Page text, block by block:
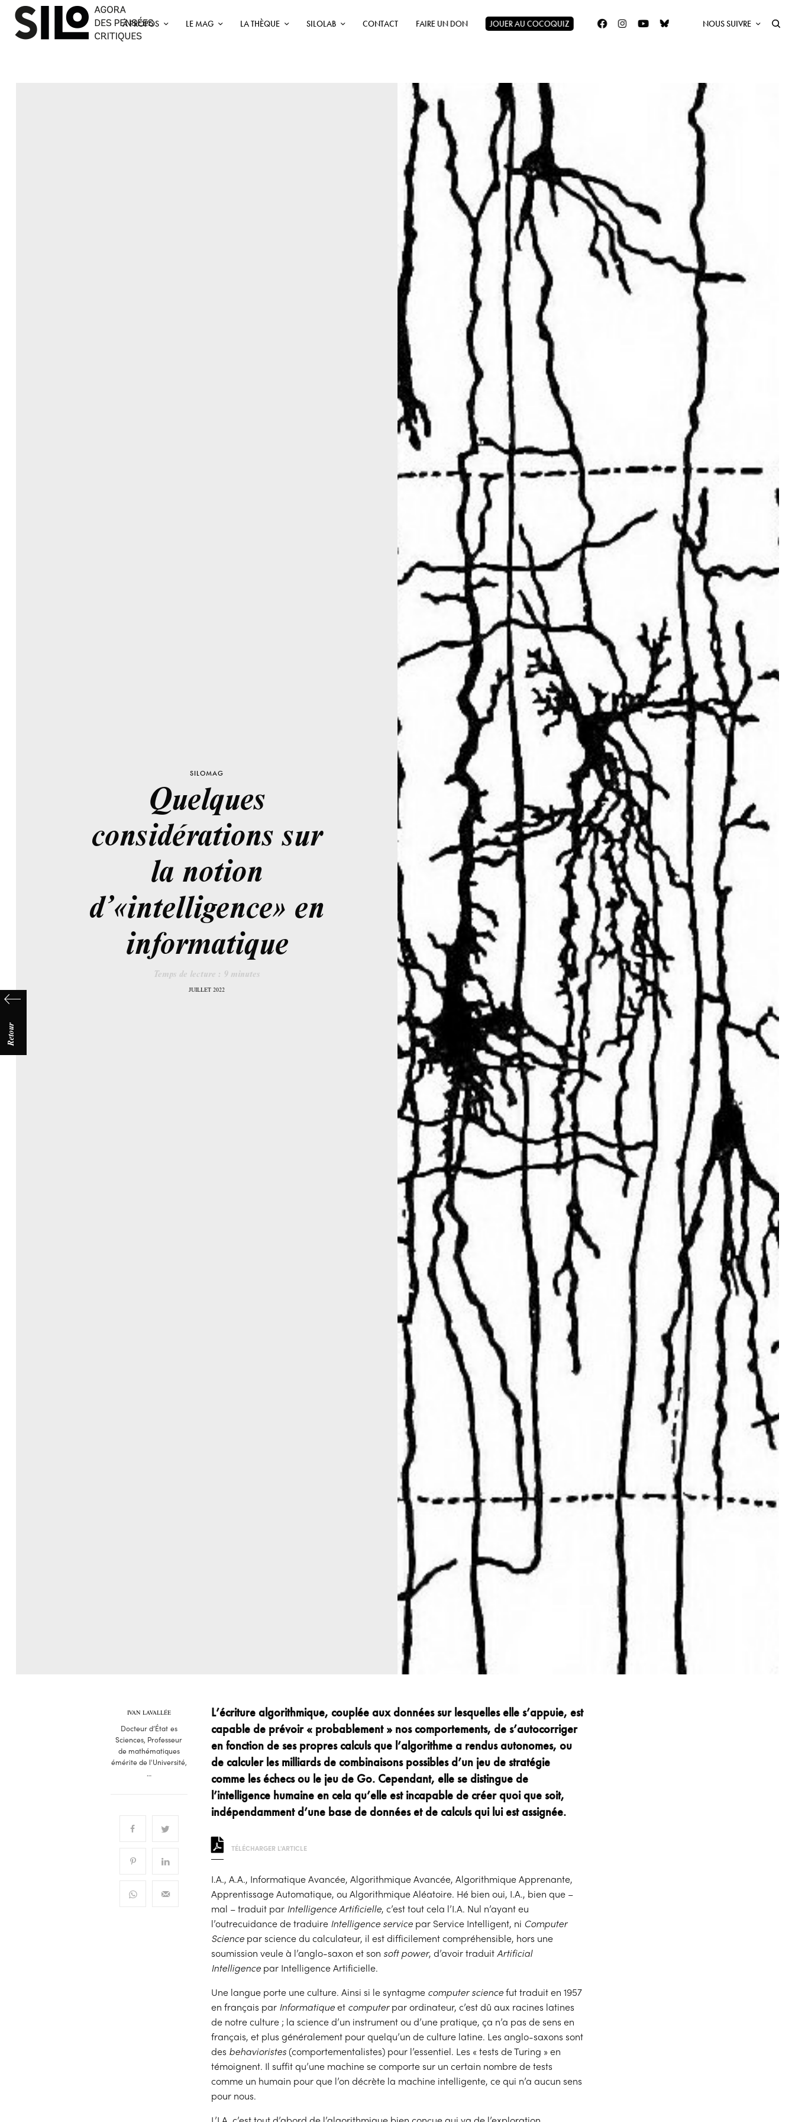
À PROPOS LE MAG LA THÈQUE SILOLAB CONTACT FAIRE UN DON JOUER AU COCOQUIZ NOUS SUIVRE
Retour
SILOMAG
Quelques
considérations sur
la notion
d’«intelligence» en
informatique
Temps de lecture : 9minutes
JUILLET 2022
IVAN LAVALLÉE
Docteur d’État es
Sciences, Professeur
de mathématiques
émérite de l'Université,
…
L’écriturealgorithmique, couplée aux données sur lesquelles elle s’appuie, est
capablede prévoir « probablement » nos comportements, de s’autocorriger
en fonction de ses propres calculs que l’algorithme a rendus autonomes, ou
de calculer les milliards de combinaisons possibles d’un jeu de stratégie
comme les échecs ou le jeu de Go. Cependant, elle se distingue de
l’intelligence humaine en cela qu’elle est incapable de créer quoi que soit,
indépendamment d’une base de données et de calculs qui lui est assignée.
TÉLÉCHARGER L'ARTICLE
I.A., A.A., Informatique Avancée, Algorithmique Avancée, Algorithmique Apprenante,
Apprentissage Automatique, ou Algorithmique Aléatoire. Hé bien oui, I.A., bien que –
mal – traduit par Intelligence Artificielle, c’est tout cela l’I.A. Nul n’ayant eu
l’outrecuidance de traduire Intelligence service par Service Intelligent, ni Computer
Science par science du calculateur, il est difficilement compréhensible, hors une
soumission veule à l’anglo-saxon et son soft power, d’avoir traduitArtificial
Intelligence par Intelligence Artificielle.
Une langue porte une culture. Ainsi si le syntagme computer sciencefut traduit en 1957
en français par Informatiqueet computerpar ordinateur, c’est dû aux racines latines
de notre culture ; la science d’un instrument ou d’une pratique, ça n’a pas de sens en
français, et plus généralement pour quelqu’un de culture latine. Les anglo-saxons sont
des behavioristes(comportementalistes) pour l’essentiel. Les « tests de Turing » en
témoignent. Il suffit qu’une machine se comporte sur un certain nombre de tests
comme un humain pour que l’on décrète la machine intelligente, ce qui n’a aucun sens
pour nous.